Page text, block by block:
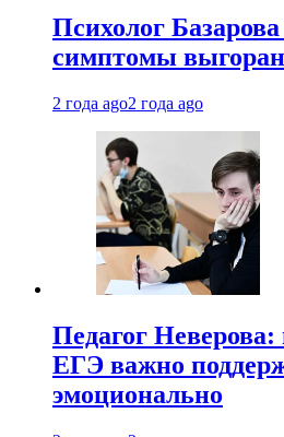
Психолог
симптомы
2 года ago2 года ago
Педагог Неверова:
ЕГЭ важно
эмоционально